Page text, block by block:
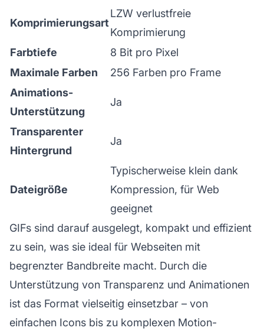
Komprimierungsart
LZW verlustfreie
Komprimierung
Farbtiefe
8 Bit pro Pixel
Maximale Farben
256 Farben pro Frame
Animations-
Unterstützung
Ja
Transparenter
Hintergrund
Ja
Dateigröße
Typischerweise klein dank
Kompression, für Web
geeignet
GIFs sind darauf ausgelegt, kompakt und effizient
zu sein, was sie ideal für Webseiten mit
begrenzter Bandbreite macht. Durch die
Unterstützung von Transparenz und Animationen
ist das Format vielseitig einsetzbar – von
einfachen Icons bis zu komplexen Motion-